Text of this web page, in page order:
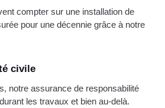
compter sur une installation de
pour une décennie grâce à notre
civile
notre assurance de responsabilité
les travaux et bien au-delà.